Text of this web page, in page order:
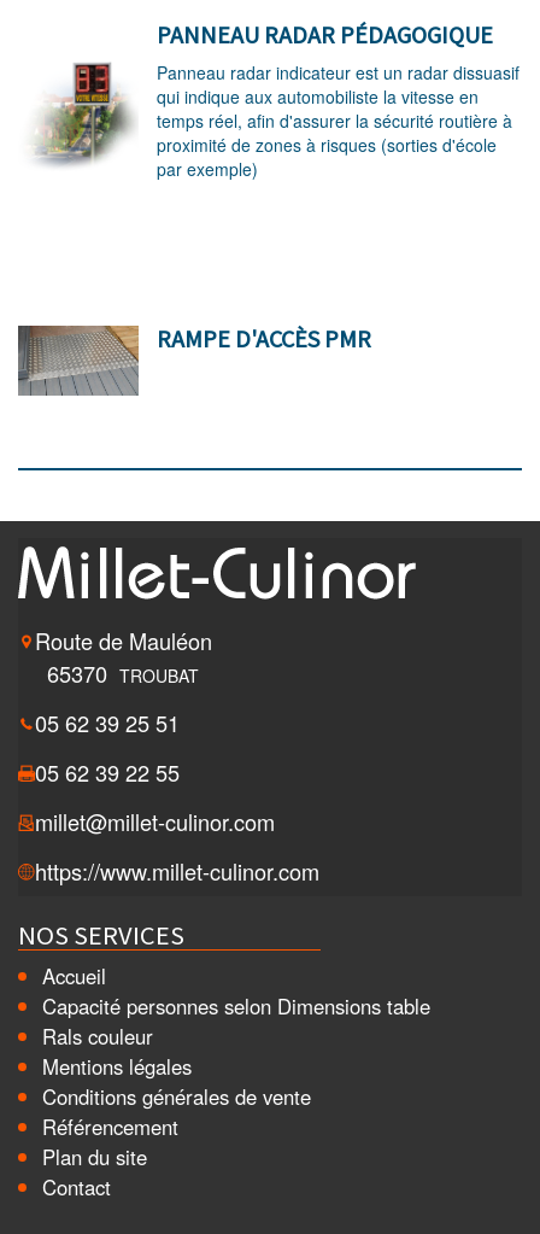
PANNEAU RADAR PÉDAGOGIQUE
Panneau radar indicateur est un radar dissuasif
qui indique aux automobiliste la vitesse en
temps réel, afin d'assurer la sécurité routière à
proximité de zones à risques (sorties d'école
par exemple)
RAMPE D'ACCÈS PMR
Route de Mauléon
65370 TROUBAT
05 62 39 25 51
05 62 39 22 55
millet@millet-culinor.com
https://www.millet-culinor.com
NOS SERVICES
Accueil
Capacité personnes selon Dimensions table
Rals couleur
Mentions légales
Conditions générales de vente
Référencement
Plan du site
Contact